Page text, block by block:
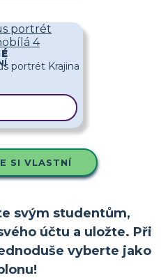
portrét
4
SI VLASTNÍ
svým studentům,
účtu a uložte. Při
vyberte jako